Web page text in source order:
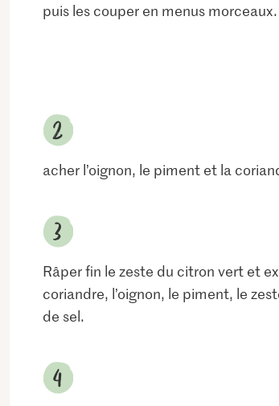
puis les couper en menus
acher l’oignon, le piment et la
Râper fin le zeste du citron vert et
coriandre, l’oignon, le piment, le
de sel.